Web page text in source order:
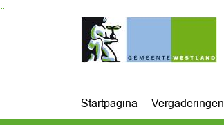
Ga naar de inhoud van deze pagina
Ga naar het zoeken
Ga naar het menu
Startpagina Vergaderingen